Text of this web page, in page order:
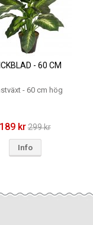
- 60 CM
- 60 cm hög
189 kr299 kr
Info